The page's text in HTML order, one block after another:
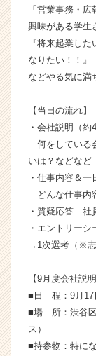
「営業事務・広
興味がある学生
『将来起業し
なりたい！！』
などやる気に満
【当日の流れ】
・会社説明（約
何をしている
いは？などなど
・仕事内容＆
どんな仕事内
・質疑応答 社
・エントリー
→1次選考（※志
【9月度会社説明
■日 程：9月17
■場 所：渋谷区
ス）
■持参物：特に